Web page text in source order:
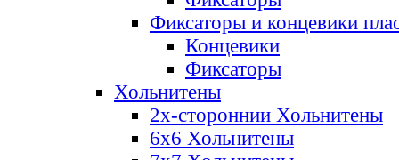
Фиксаторы и концевики
Концевики
Фиксаторы
Хольнитены
2х-стороннии Хольнитены
6х6 Хольнитены